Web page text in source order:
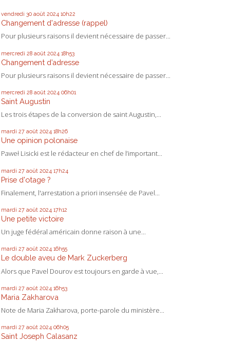
vendredi 30 août 2024 10h22
Changement d'adresse (rappel)
Pour plusieurs raisons il devient nécessaire de passer...
mercredi 28 août 2024 18h53
Changement d’adresse
Pour plusieurs raisons il devient nécessaire de passer...
mercredi 28 août 2024 06h01
Saint Augustin
Les trois étapes de la conversion de saint Augustin,...
mardi 27 août 2024 18h26
Une opinion polonaise
Paweł Lisicki est le rédacteur en chef de l’important...
mardi 27 août 2024 17h24
Prise d'otage ?
Finalement, l'arrestation a priori insensée de Pavel...
mardi 27 août 2024 17h12
Une petite victoire
Un juge fédéral américain donne raison à une...
mardi 27 août 2024 16h55
Le double aveu de Mark Zuckerberg
Alors que Pavel Dourov est toujours en garde à vue,...
mardi 27 août 2024 16h53
Maria Zakharova
Note de Maria Zakharova, porte-parole du ministère...
mardi 27 août 2024 06h05
Saint Joseph Calasanz